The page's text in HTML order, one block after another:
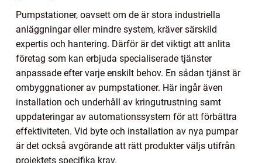
Pumpstationer, oavsett om de är stora industriella
anläggningar eller mindre system, kräver särskild
expertis och hantering. Därför är det viktigt att anlita
företag som kan erbjuda specialiserade tjänster
anpassade efter varje enskilt behov. En sådan tjänst är
ombyggnationer av pumpstationer. Här ingår även
installation och underhåll av kringutrustning samt
uppdateringar av automationssystem för att förbättra
effektiviteten. Vid byte och installation av nya pumpar
är det också avgörande att rätt produkter väljs utifrån
projektets specifika krav.